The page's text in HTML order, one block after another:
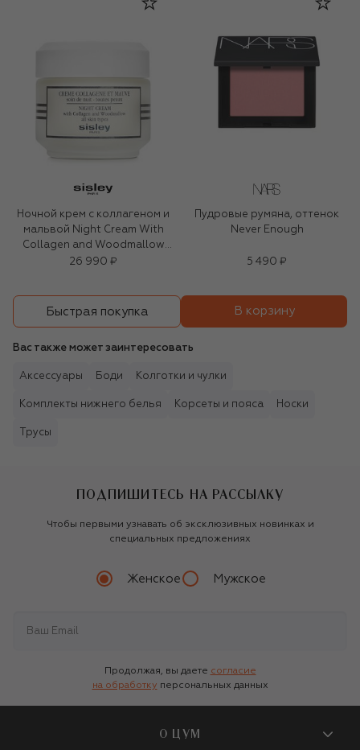
Ночной крем с коллагеном и
мальвой Night Cream With
Collagen and Woodmallow
(50ml)
26 990 ₽
Пудровые румяна, оттенок
Never Enough
5 490 ₽
Быстрая покупка В корзину
Вас также может заинтересовать
Аксессуары Боди Колготки и чулки
Комплекты нижнего белья Корсеты и пояса Носки
Трусы
ПОДПИШИТЕСЬ НА РАССЫЛКУ
Чтобы первыми узнавать об эксклюзивных новинках и
специальных предложениях
Женское Мужское
Продолжая, вы даете согласие
на обработку персональных данных
О ЦУМ